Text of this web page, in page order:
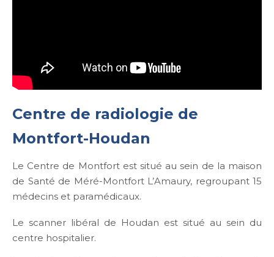
Centre de radiologie de
Montfort-Houdan
Le Centre de Montfort est situé au sein de la maison
de Santé de Méré-Montfort L’Amaury, regroupant 15
médecins et paramédicaux.
Le scanner libéral de Houdan est situé au sein du
centre hospitalier.